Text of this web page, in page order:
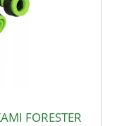
FORESTER